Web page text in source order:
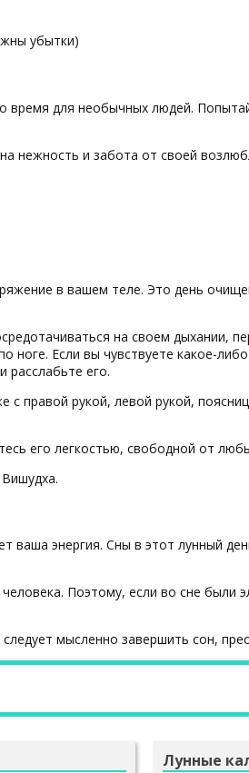
убытки)
время для необычных людей.
и забота от своей
в вашем теле. Это день
на своем дыхании,
Если вы чувствуете какое-
расслабьте его.
с правой рукой, левой рукой,
его легкостью, свободной от
ваша энергия. Сны в этот лунный
Поэтому, если во сне были
мысленно завершить сон,
Лунные